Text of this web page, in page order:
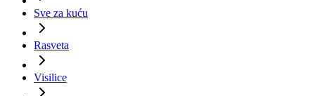
Sve za kuću
Rasveta
Visilice